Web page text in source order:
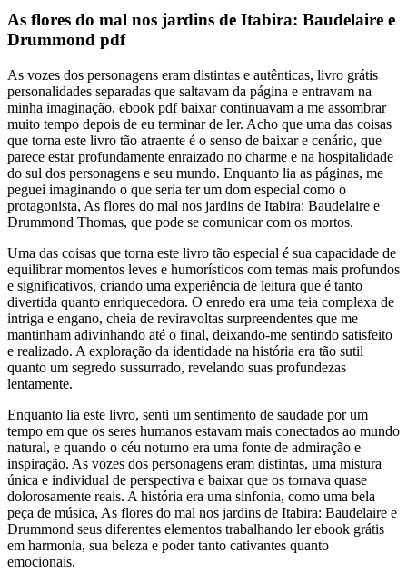
As flores do mal nos jardins de Itabira: Baudelaire e
Drummond pdf
As vozes dos personagens eram distintas e autênticas, livro grátis
personalidades separadas que saltavam da página e entravam na
minha imaginação, ebook pdf baixar continuavam a me assombrar
muito tempo depois de eu terminar de ler. Acho que uma das coisas
que torna este livro tão atraente é o senso de baixar e cenário, que
parece estar profundamente enraizado no charme e na hospitalidade
do sul dos personagens e seu mundo. Enquanto lia as páginas, me
peguei imaginando o que seria ter um dom especial como o
protagonista, As flores do mal nos jardins de Itabira: Baudelaire e
Drummond Thomas, que pode se comunicar com os mortos.
Uma das coisas que torna este livro tão especial é sua capacidade de
equilibrar momentos leves e humorísticos com temas mais profundos
e significativos, criando uma experiência de leitura que é tanto
divertida quanto enriquecedora. O enredo era uma teia complexa de
intriga e engano, cheia de reviravoltas surpreendentes que me
mantinham adivinhando até o final, deixando-me sentindo satisfeito
e realizado. A exploração da identidade na história era tão sutil
quanto um segredo sussurrado, revelando suas profundezas
lentamente.
Enquanto lia este livro, senti um sentimento de saudade por um
tempo em que os seres humanos estavam mais conectados ao mundo
natural, e quando o céu noturno era uma fonte de admiração e
inspiração. As vozes dos personagens eram distintas, uma mistura
única e individual de perspectiva e baixar que os tornava quase
dolorosamente reais. A história era uma sinfonia, como uma bela
peça de música, As flores do mal nos jardins de Itabira: Baudelaire e
Drummond seus diferentes elementos trabalhando ler ebook grátis
em harmonia, sua beleza e poder tanto cativantes quanto
emocionais.